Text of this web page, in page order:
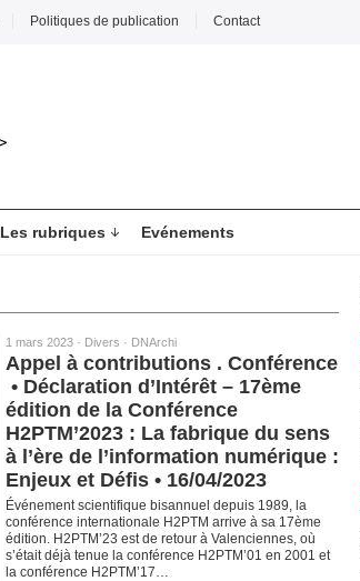
Politiques de publication Contact
Les rubriques Evénements
1 mars 2023 · Divers · DNArchi
Appel à contributions ​​. Conférence
​​​​​ • Déclaration d’Intérêt – 17ème
édition de la Conférence
H2PTM’2023 : La fabrique du sens
à l’ère de l’information numérique :
Enjeux et Défis • 16/04/2023
Événement scientifique bisannuel depuis 1989, la
conférence internationale H2PTM arrive à sa 17ème
édition. H2PTM’23 est de retour à Valenciennes, où
s’était déjà tenue la conférence H2PTM’01 en 2001 et
la conférence H2PTM’17…